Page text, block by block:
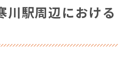
川駅周辺における